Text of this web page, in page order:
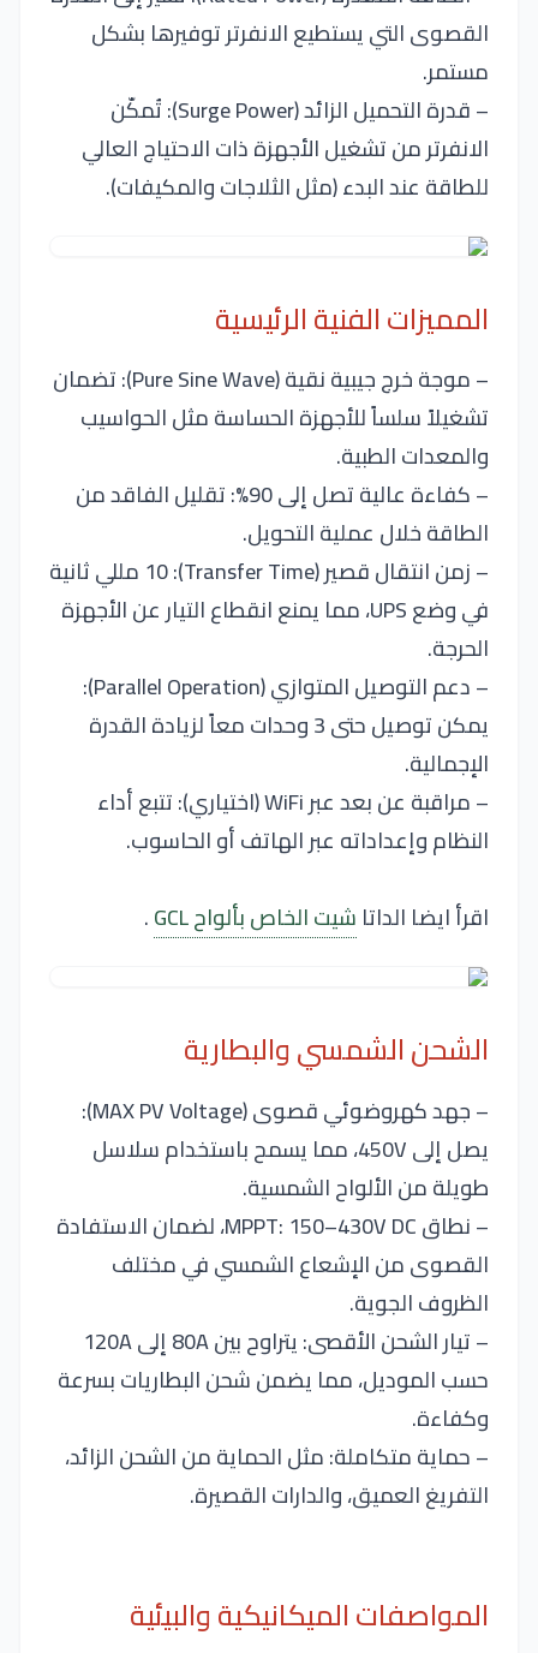
القصوى التي يستطيع الانفرتر توفيرها بشكل
مستمر.
– قدرة التحميل الزائد (Surge Power): تُمكّن
الانفرتر من تشغيل الأجهزة ذات الاحتياج العالي
للطاقة عند البدء (مثل الثلاجات والمكيفات).
المميزات الفنية الرئيسية
– موجة خرج جيبية نقية (Pure Sine Wave): تضمان
تشغيلاً سلساً للأجهزة الحساسة مثل الحواسيب
والمعدات الطبية.
– كفاءة عالية تصل إلى 90%: تقليل الفاقد من
الطاقة خلال عملية التحويل.
– زمن انتقال قصير (Transfer Time): 10 مللي ثانية
في وضع UPS، مما يمنع انقطاع التيار عن الأجهزة
الحرجة.
– دعم التوصيل المتوازي (Parallel Operation):
يمكن توصيل حتى 3 وحدات معاً لزيادة القدرة
الإجمالية.
– مراقبة عن بعد عبر WiFi (اختياري): تتبع أداء
النظام وإعداداته عبر الهاتف أو الحاسوب.
اقرأ ايضا الداتا شيت الخاص بألواح GCL .
الشحن الشمسي والبطارية
– جهد كهروضوئي قصوى (MAX PV Voltage):
يصل إلى 450V، مما يسمح باستخدام سلاسل
طويلة من الألواح الشمسية.
– نطاق MPPT: 150–430V DC، لضمان الاستفادة
القصوى من الإشعاع الشمسي في مختلف
الظروف الجوية.
– تيار الشحن الأقصى: يتراوح بين 80A إلى 120A
حسب الموديل، مما يضمن شحن البطاريات بسرعة
وكفاءة.
– حماية متكاملة: مثل الحماية من الشحن الزائد،
التفريغ العميق، والدارات القصيرة.
المواصفات الميكانيكية والبيئية